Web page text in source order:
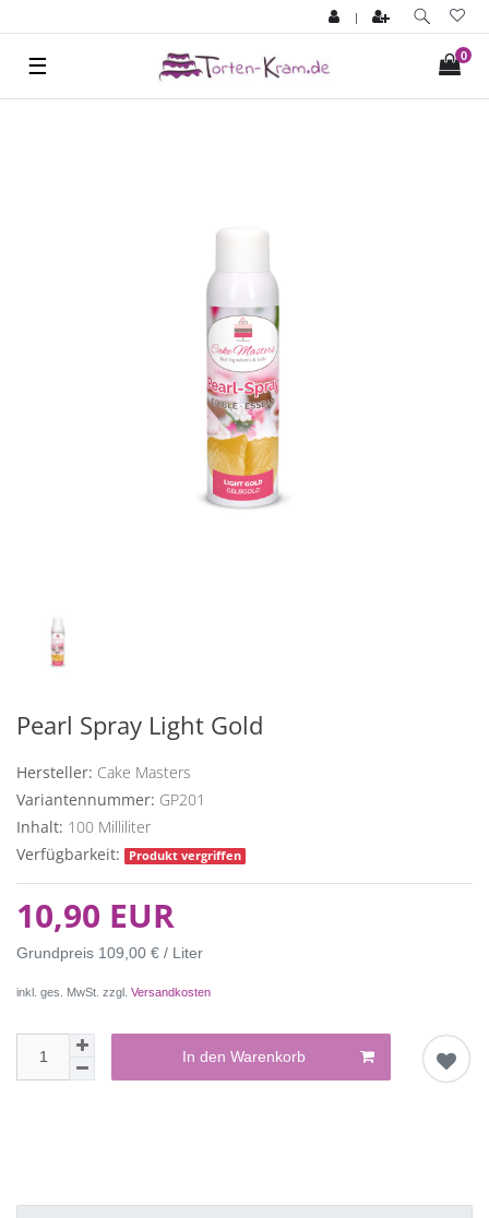
|
0
☰
Pearl Spray Light Gold
Hersteller: Cake Masters
Variantennummer: GP201
Inhalt: 100 Milliliter
Verfügbarkeit:
Produkt vergriffen
10,90 EUR
Grundpreis 109,00 € / Liter
inkl. ges. MwSt. zzgl. Versandkosten
In den Warenkorb